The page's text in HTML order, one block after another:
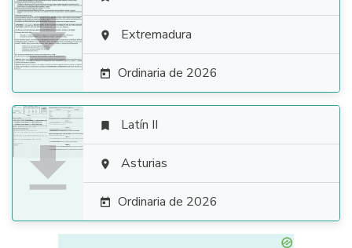
  Extremadura
 Ordinaria de 2026

 Latín II
 Asturias
 Ordinaria de 2026